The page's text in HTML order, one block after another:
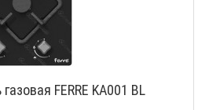
FERRE KA001 BL